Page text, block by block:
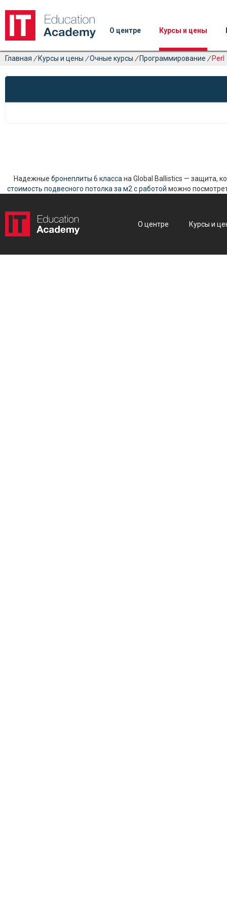
О центре Курсы и цены
Главная / Курсы и цены /Очные курсы / Программирование / Perl
Надежные бронеплиты 6 класса на Global Ballistics — защита,
стоимость подвесного потолка за м2 с работой можно
О центре Курсы и